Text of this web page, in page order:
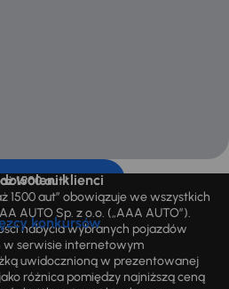
klienci
konkursów
1500 aut”
1500 aut” obowiązuje we wszystkich
AUTO Sp. z o.o. („AAA AUTO”).
nabycia wybranych pojazdów
w serwisie internetowym
uwidocznioną w prezentowanej
różnica pomiędzy najniższą ceną